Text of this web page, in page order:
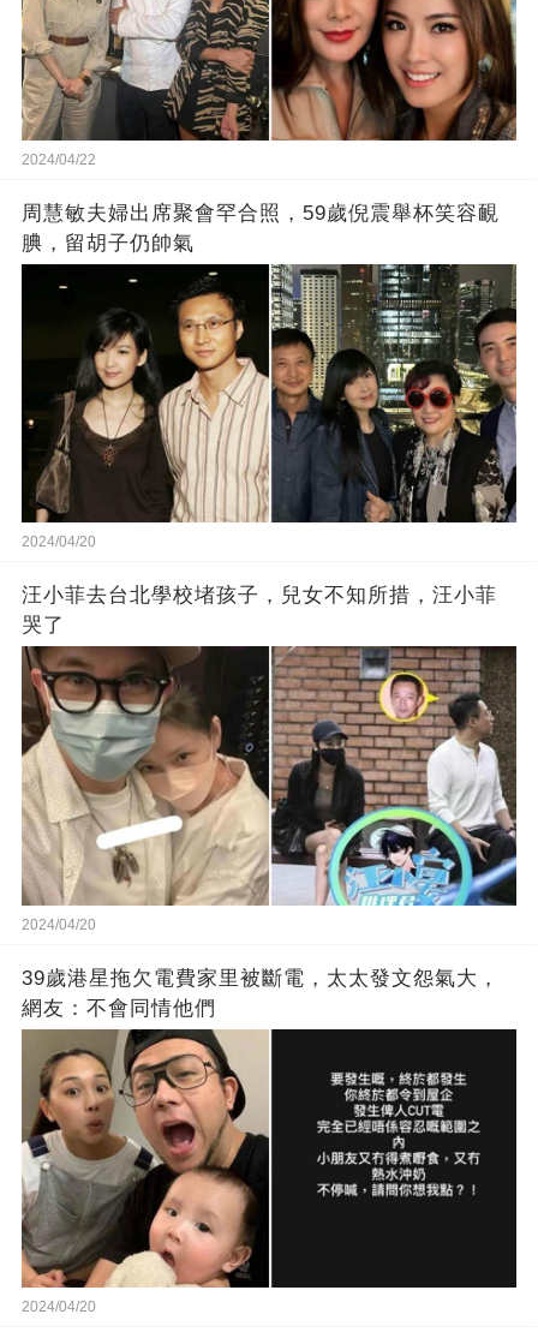
2024/04/22
周慧敏夫婦出席聚會罕合照，59歲倪震舉杯笑容靦
腆，留胡子仍帥氣
2024/04/20
汪小菲去台北學校堵孩子，兒女不知所措，汪小菲
哭了
2024/04/20
39歲港星拖欠電費家里被斷電，太太發文怨氣大，
網友：不會同情他們
2024/04/20